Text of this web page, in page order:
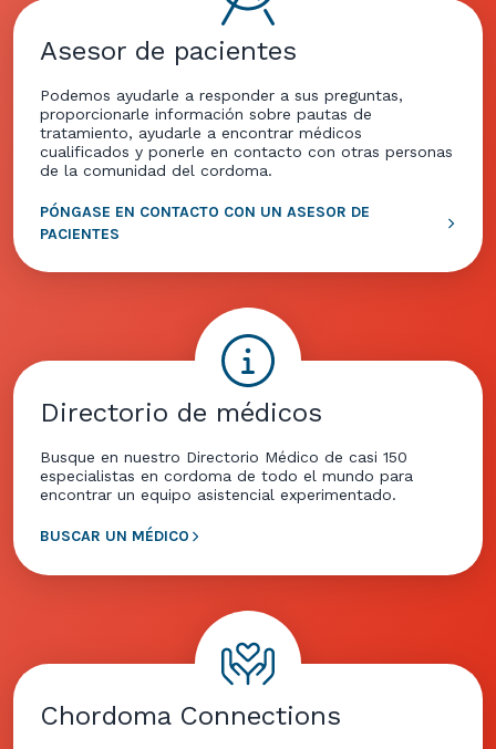
Asesor de pacientes
Podemos ayudarle a responder a sus preguntas,
proporcionarle información sobre pautas de
tratamiento, ayudarle a encontrar médicos
cualificados y ponerle en contacto con otras personas
de la comunidad del cordoma.
PÓNGASE EN CONTACTO CON UN ASESOR DE
PACIENTES
Directorio de médicos
Busque en nuestro Directorio Médico de casi 150
especialistas en cordoma de todo el mundo para
encontrar un equipo asistencial experimentado.
BUSCAR UN MÉDICO
Chordoma Connections